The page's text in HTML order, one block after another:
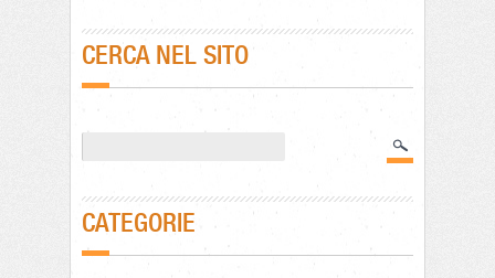
CERCA NEL SITO
CATEGORIE